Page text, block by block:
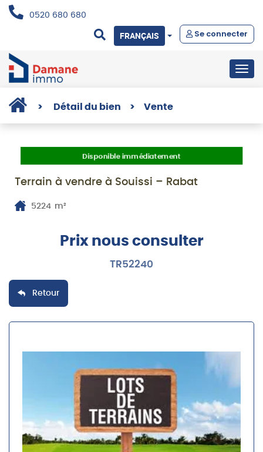
0520 680 680
Se connecter
FRANÇAIS
> Détail du bien > Vente
Disponible immédiatement
Terrain à vendre à Souissi – Rabat
5224 m²
Prix nous consulter
TR52240
Retour